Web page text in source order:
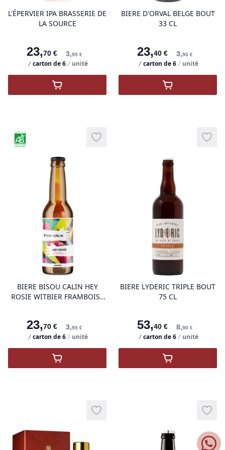
L'ÉPERVIER IPA BRASSERIE DE
LA SOURCE
23,70 €
carton de6
3,95 €
unité
,L'épervier IPA Brasserie de la Source
BIERE D'ORVAL BELGE BOUT
33 CL
23,40 €
carton de6
3,90 €
unité
,Orval
Agriculture Biologique
BIERE BISOU CALIN HEY
ROSIE WITBIER FRAMBOISE
23,70 €
carton de6
3,95 €
unité
Add to wishlist
product variant items in cart, view
,BISOU CALIN HEY ROSIE WITBIER
BIERE LYDERIC TRIPLE BOUT
75 CL
53,40 €
carton de6
8,90 €
unité
Add
,LYDERIC
Add to wishlist Add